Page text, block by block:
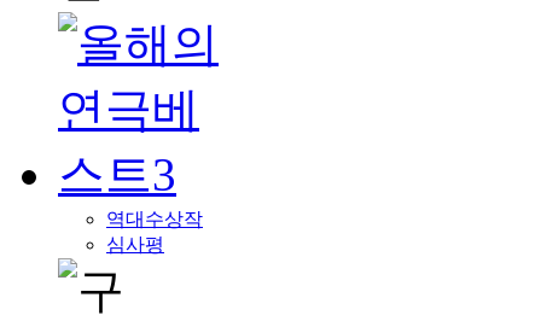
역대수상작
심사평